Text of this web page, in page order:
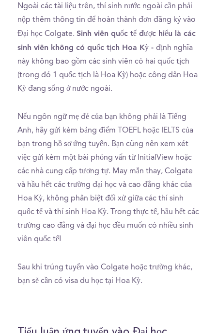
Ngoài các tài liệu trên, thí sinh nước ngoài cần phải
nộp thêm thông tin để hoàn thành đơn đăng ký vào
Đại học Colgate. Sinh viên quốc tế được hiểu là các
sinh viên không có quốc tịch Hoa Kỳ - định nghĩa
này không bao gồm các sinh viên có hai quốc tịch
(trong đó 1 quốc tịch là Hoa Kỳ) hoặc công dân Hoa
Kỳ đang sống ở nước ngoài.
Nếu ngôn ngữ mẹ đẻ của bạn không phải là Tiếng
Anh, hãy gửi kèm bảng điểm TOEFL hoặc IELTS của
bạn trong hồ sơ ứng tuyển. Bạn cũng nên xem xét
việc gửi kèm một bài phỏng vấn từ InitialView hoặc
các nhà cung cấp tương tự. May mắn thay, Colgate
và hầu hết các trường đại học và cao đẳng khác của
Hoa Kỳ, không phân biệt đối xử giữa các thí sinh
quốc tế và thí sinh Hoa Kỳ. Trong thực tế, hầu hết các
trường cao đẳng và đại học đều muốn có nhiều sinh
viên quốc tế!
Sau khi trúng tuyển vào Colgate hoặc trường khác,
bạn sẽ cần có visa du học tại Hoa Kỳ.